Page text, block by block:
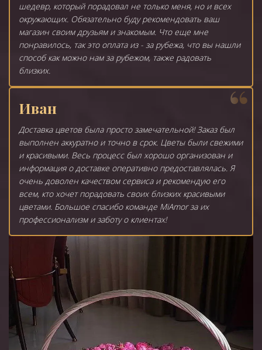
шедевр, который порадовал не только меня, но и всех
окружающих. Обязательно буду рекомендовать ваш
магазин своим друзьям и знакомым. Что еще мне
понравилось, так это оплата из - за рубежа, что вы нашли
способ как можно нам за рубежом, также радовать
близких.
Иван
Доставка цветов была просто замечательной! Заказ был
выполнен аккуратно и точно в срок. Цветы были свежими
и красивыми. Весь процесс был хорошо организован и
информация о доставке оперативно предоставлялась. Я
очень доволен качеством сервиса и рекомендую его
всем, кто хочет порадовать своих близких красивыми
цветами. Большое спасибо команде MiAmor за их
профессионализм и заботу о клиентах!